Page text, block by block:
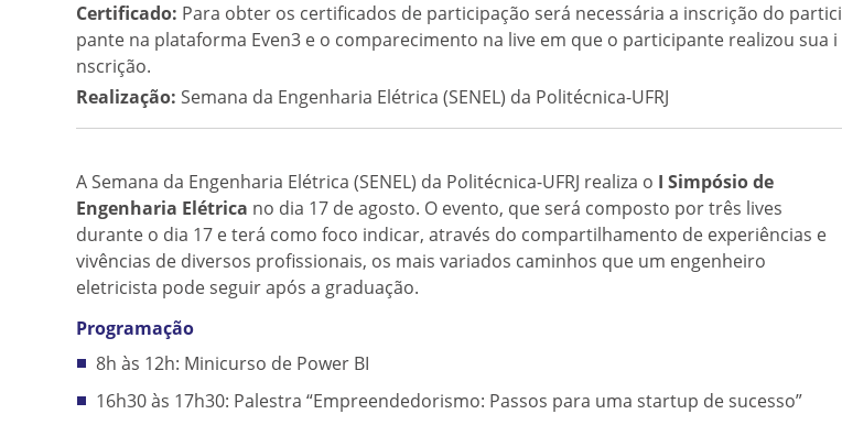
Certificado: Para obter os certificados de participação será necessária a inscrição do partici
pante na plataforma Even3 e o comparecimento na live em que o participante realizou sua i
nscrição.
Realização: Semana da Engenharia Elétrica (SENEL) da Politécnica-UFRJ
A Semana da Engenharia Elétrica (SENEL) da Politécnica-UFRJ realiza o I Simpósio de
Engenharia Elétrica no dia 17 de agosto. O evento, que será composto por três lives
durante o dia 17 e terá como foco indicar, através do compartilhamento de experiências e
vivências de diversos profissionais, os mais variados caminhos que um engenheiro
eletricista pode seguir após a graduação.
Programação
8h às 12h: Minicurso de Power BI
16h30 às 17h30: Palestra “Empreendedorismo: Passos para uma startup de sucesso”